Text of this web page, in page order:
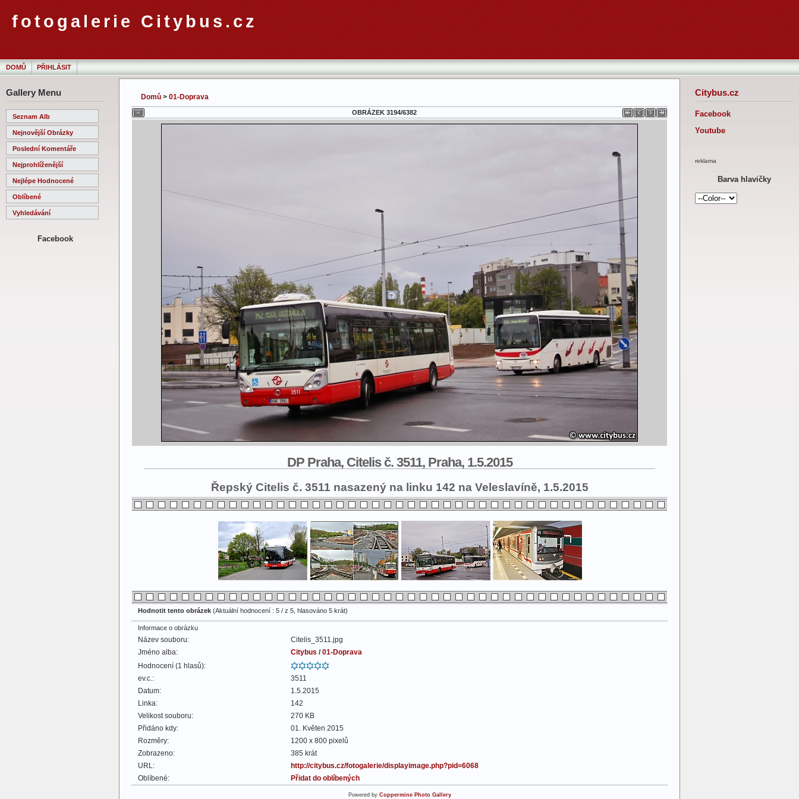
fotogalerie Citybus.cz
DOMŮ PŘIHLÁSIT
Gallery Menu
Seznam Alb
Nejnovější Obrázky
Poslední Komentáře
Nejprohlíženější
Nejlépe Hodnocené
Oblíbené
Vyhledávání
Facebook
Citybus.cz
Facebook
Youtube
reklama
Barva hlavičky
Domů > 01-Doprava
OBRÁZEK 3194/6382
DP Praha, Citelis č. 3511, Praha, 1.5.2015
Řepský Citelis č. 3511 nasazený na linku 142 na Veleslavíně, 1.5.2015
Hodnotit tento obrázek (Aktuální hodnocení : 5 / z 5, hlasováno 5 krát)
Informace o obrázku
Název souboru:
Citelis_3511.jpg
Jméno alba:
Citybus /01-Doprava
Hodnocení (1 hlasů):
ev.c.:
3511
Datum:
1.5.2015
Linka:
142
Velikost souboru:
270 KB
Přidáno kdy:
01. Květen 2015
Rozměry:
1200 x 800 pixelů
Zobrazeno:
385 krát
URL:
http://citybus.cz/fotogalerie/displayimage.php?pid=6068
Oblíbené:
Přidat do oblíbených
Powered by Coppermine Photo Gallery